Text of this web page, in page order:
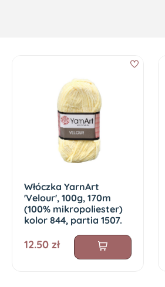
Włóczka YarnArt
'Velour', 100g, 170m
(100% mikropoliester)
kolor 844, partia 1507.
12.50 zł